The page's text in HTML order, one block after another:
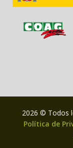
2026 © Todos
Política de